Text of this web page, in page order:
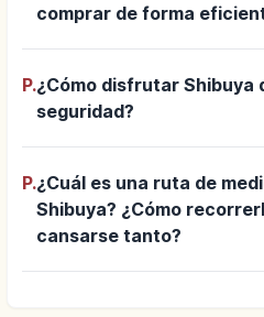
comprar de forma
P.¿Cómo disfrutar Shibuya
seguridad?
P.¿Cuál es una ruta de
Shibuya? ¿Cómo
cansarse tanto?